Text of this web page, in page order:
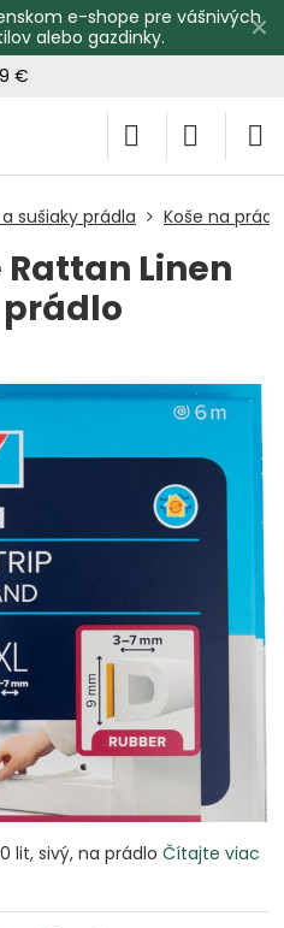
✕
e-shope pre vášnivých
alebo gazdinky.
€
sušiaky prádla Koše na
Rattan Linen
prádlo
lit, sivý, na prádlo Čítajte viac